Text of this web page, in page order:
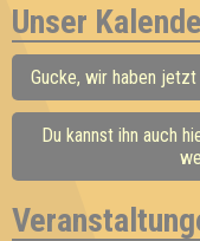
Unser
Gucke, wir haben
Du kannst ihn auch